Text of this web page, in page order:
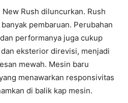
Rush diluncurkan. Rush
pembaruan. Perubahan
performanya juga cukup
eksterior direvisi, menjadi
mewah. Mesin baru
menawarkan responsivitas
di balik kap mesin.